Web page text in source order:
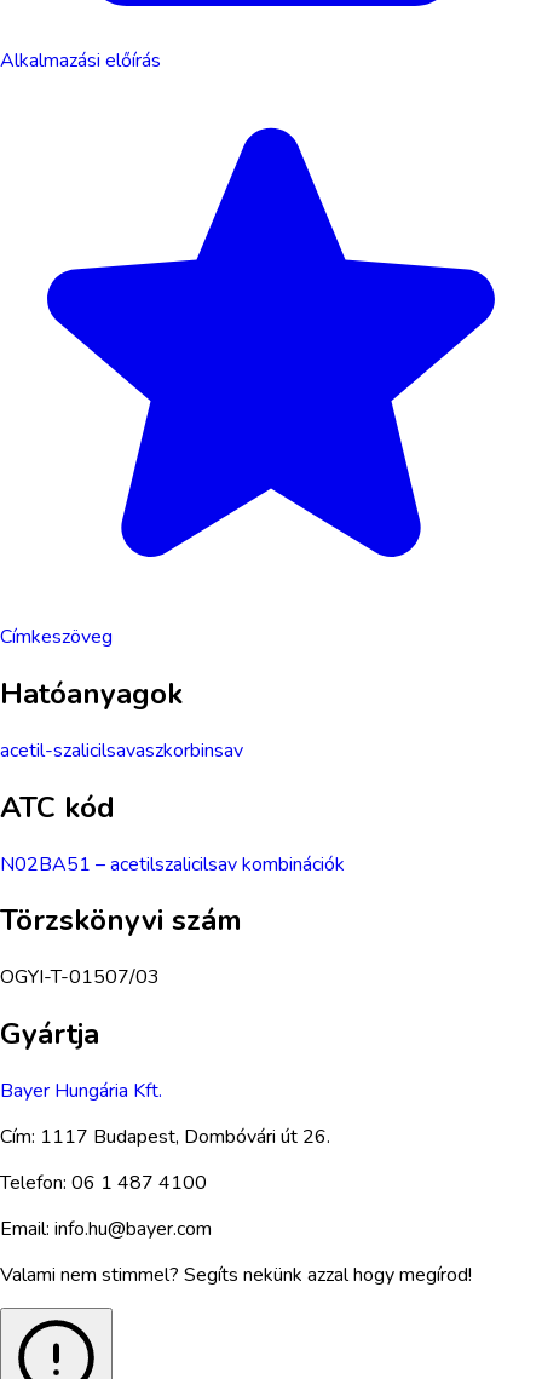
Alkalmazási előírás
Címkeszöveg
Hatóanyagok
acetil-szalicilsavaszkorbinsav
ATC kód
N02BA51 –acetilszalicilsav kombinációk
Törzskönyvi szám
OGYI-T-01507/03
Gyártja
Bayer Hungária Kft.
Cím: 1117 Budapest, Dombóvári út 26.
Telefon: 06 1 487 4100
Email: info.hu@bayer.com
Valami nem stimmel? Segíts nekünk azzal hogy megírod!